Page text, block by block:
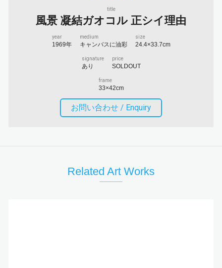
title
風景 凝結ガオコル 正シイ理由
year
1969年
medium
キャンバスに油彩
size
24.4×33.7cm
signature
あり
price
SOLDOUT
frame
33×42cm
お問い合わせ / Enquiry
Related Art Works